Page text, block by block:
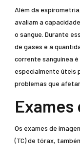
Além da
avaliam a
o sangue. Durante
de gases e a
corrente sanguínea
especialmente úteis
problemas que
Exames
Os exames de
(TC) de tórax,